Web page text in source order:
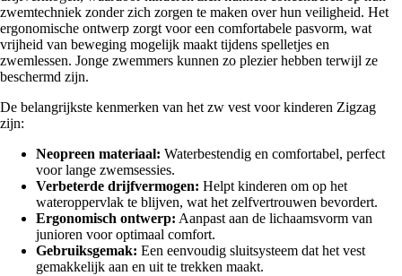
zwemtechniek zonder zich zorgen te maken over hun veiligheid. Het
ergonomische ontwerp zorgt voor een comfortabele pasvorm, wat
vrijheid van beweging mogelijk maakt tijdens spelletjes en
zwemlessen. Jonge zwemmers kunnen zo plezier hebben terwijl ze
beschermd zijn.
De belangrijkste kenmerken van het zw vest voor kinderen Zigzag
zijn:
Neopreen materiaal: Waterbestendig en comfortabel, perfect
voor lange zwemsessies.
Verbeterde drijfvermogen: Helpt kinderen om op het
wateroppervlak te blijven, wat het zelfvertrouwen bevordert.
Ergonomisch ontwerp: Aanpast aan de lichaamsvorm van
junioren voor optimaal comfort.
Gebruiksgemak: Een eenvoudig sluitsysteem dat het vest
gemakkelijk aan en uit te trekken maakt.